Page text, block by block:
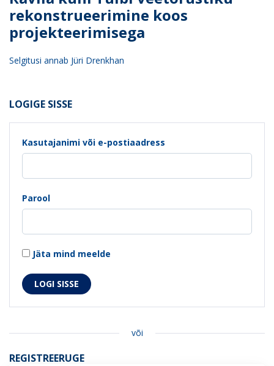
rekonstrueerimine koos
projekteerimisega
Selgitusi annab Jüri Drenkhan
LOGIGE SISSE
Kasutajanimi või e-postiaadress
Parool
Jäta mind meelde
või
REGISTREERUGE